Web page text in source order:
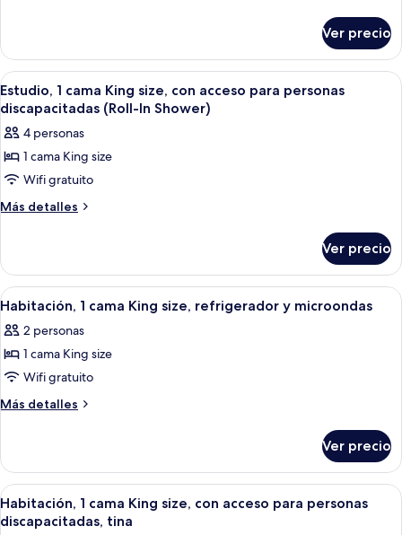
size,
con
acceso
para
personas
discapacitadas,
tina
1
cama
King
size,
acceso
para
discapacitadas,
tina
Ver precio
Abrir
todas
las
fotos
de
Estudio,
1
size,
con
acceso
para
personas
discapacitadas
In
Un baño moderno con un lavabo
10
Estudio, 1 cama King size, con acceso para personas
discapacitadas (Roll-In Shower)
4 personas
1 cama King size
Wifi gratuito
Más detalles
Más
1
cama
King
con
acceso
personas
discapacitadas
(Roll-
Ver precio
Abrir
todas
las
fotos
de
Habitación,
King
size,
refrigerador
y
Habitación de hotel con una cama
7
Habitación, 1 cama King size, refrigerador y microondas
2 personas
1 cama King size
Wifi gratuito
Más detalles
Más
1
cama
King
size,
Ver precio
Abrir
todas
Habitación de hotel con cama,
7
Habitación, 1 cama King size, con acceso para personas
discapacitadas, tina